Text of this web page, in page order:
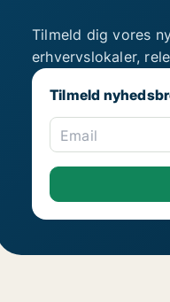
Tilmeld dig vores
erhvervslokaler,
Tilmeld
Email